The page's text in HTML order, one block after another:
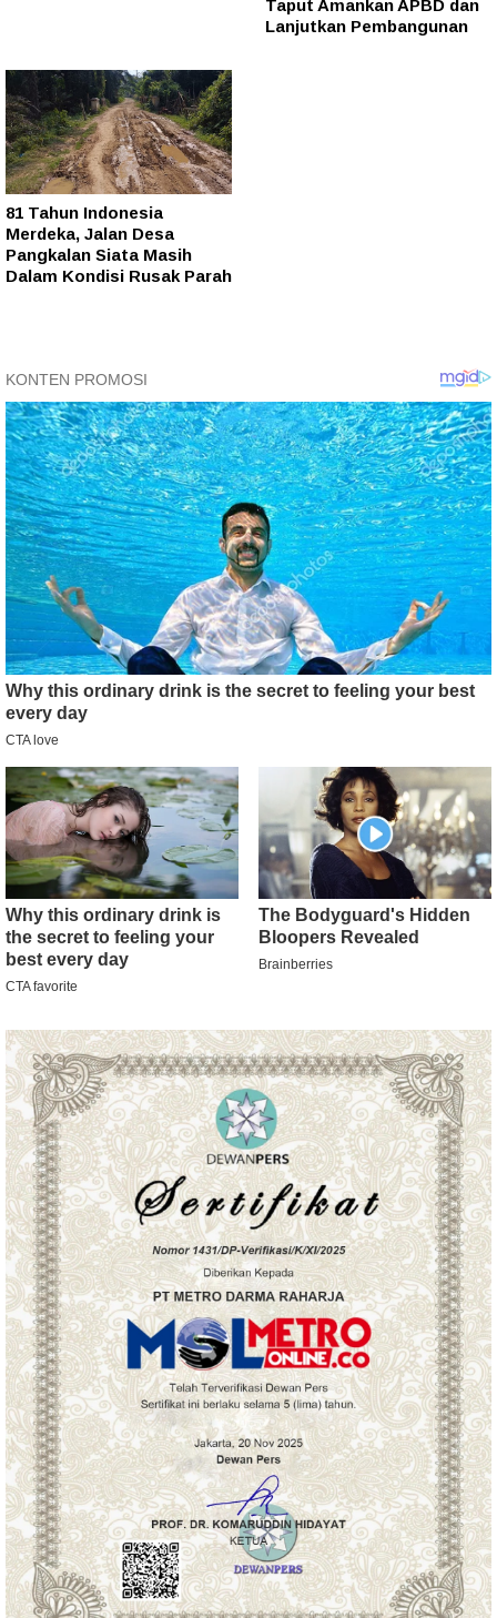
Taput Amankan APBD dan
Lanjutkan Pembangunan
81 Tahun Indonesia
Merdeka, Jalan Desa
Pangkalan Siata Masih
Dalam Kondisi Rusak Parah